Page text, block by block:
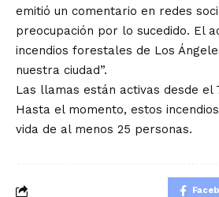
emitió un comentario en redes
preocupación por lo sucedido. El
incendios forestales de Los
nuestra ciudad”.
Las llamas están activas desde el
Hasta el momento, estos
vida de al menos 25 personas.